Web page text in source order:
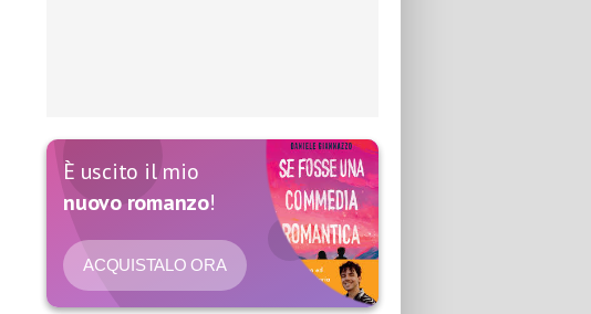
È uscito il mio
nuovo romanzo!
ACQUISTALO ORA